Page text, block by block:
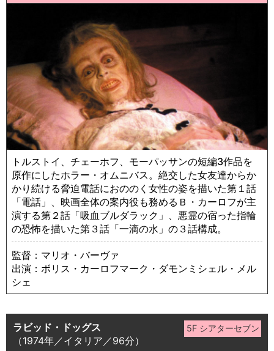
トルストイ、チェーホフ、モーパッサンの短編3作品を
原作にしたホラー・オムニバス。絶交した女友達からか
かり続ける脅迫電話におののく女性の姿を描いた第１話
「電話」、映画全体の案内役も務めるＢ・カーロフが主
演する第２話「吸血ブルダラック」、悪霊の宿った指輪
の恐怖を描いた第３話「一滴の水」の３話構成。
監督：マリオ・バーヴァ
出演：ボリス・カーロフマーク・ダモンミシェル・メル
シェ
ラビッド・ドッグス
（1974年／イタリア／96分）